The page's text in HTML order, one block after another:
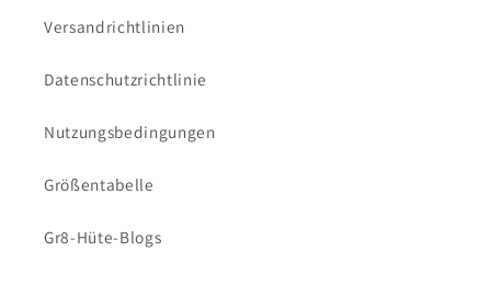
Versandrichtlinien
Datenschutzrichtlinie
Nutzungsbedingungen
Größentabelle
Gr8-Hüte-Blogs